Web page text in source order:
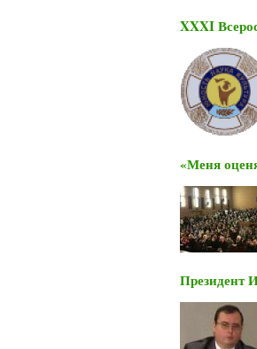
XXXI
«Меня
Президент